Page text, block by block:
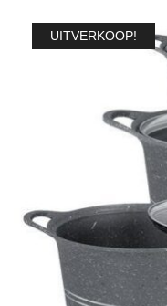
UITVERKOOP!